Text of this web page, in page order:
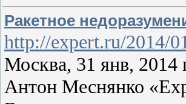
Ракетное
http://expert.ru/2014/
Москва, 31 янв, 2014
Антон Меснянко